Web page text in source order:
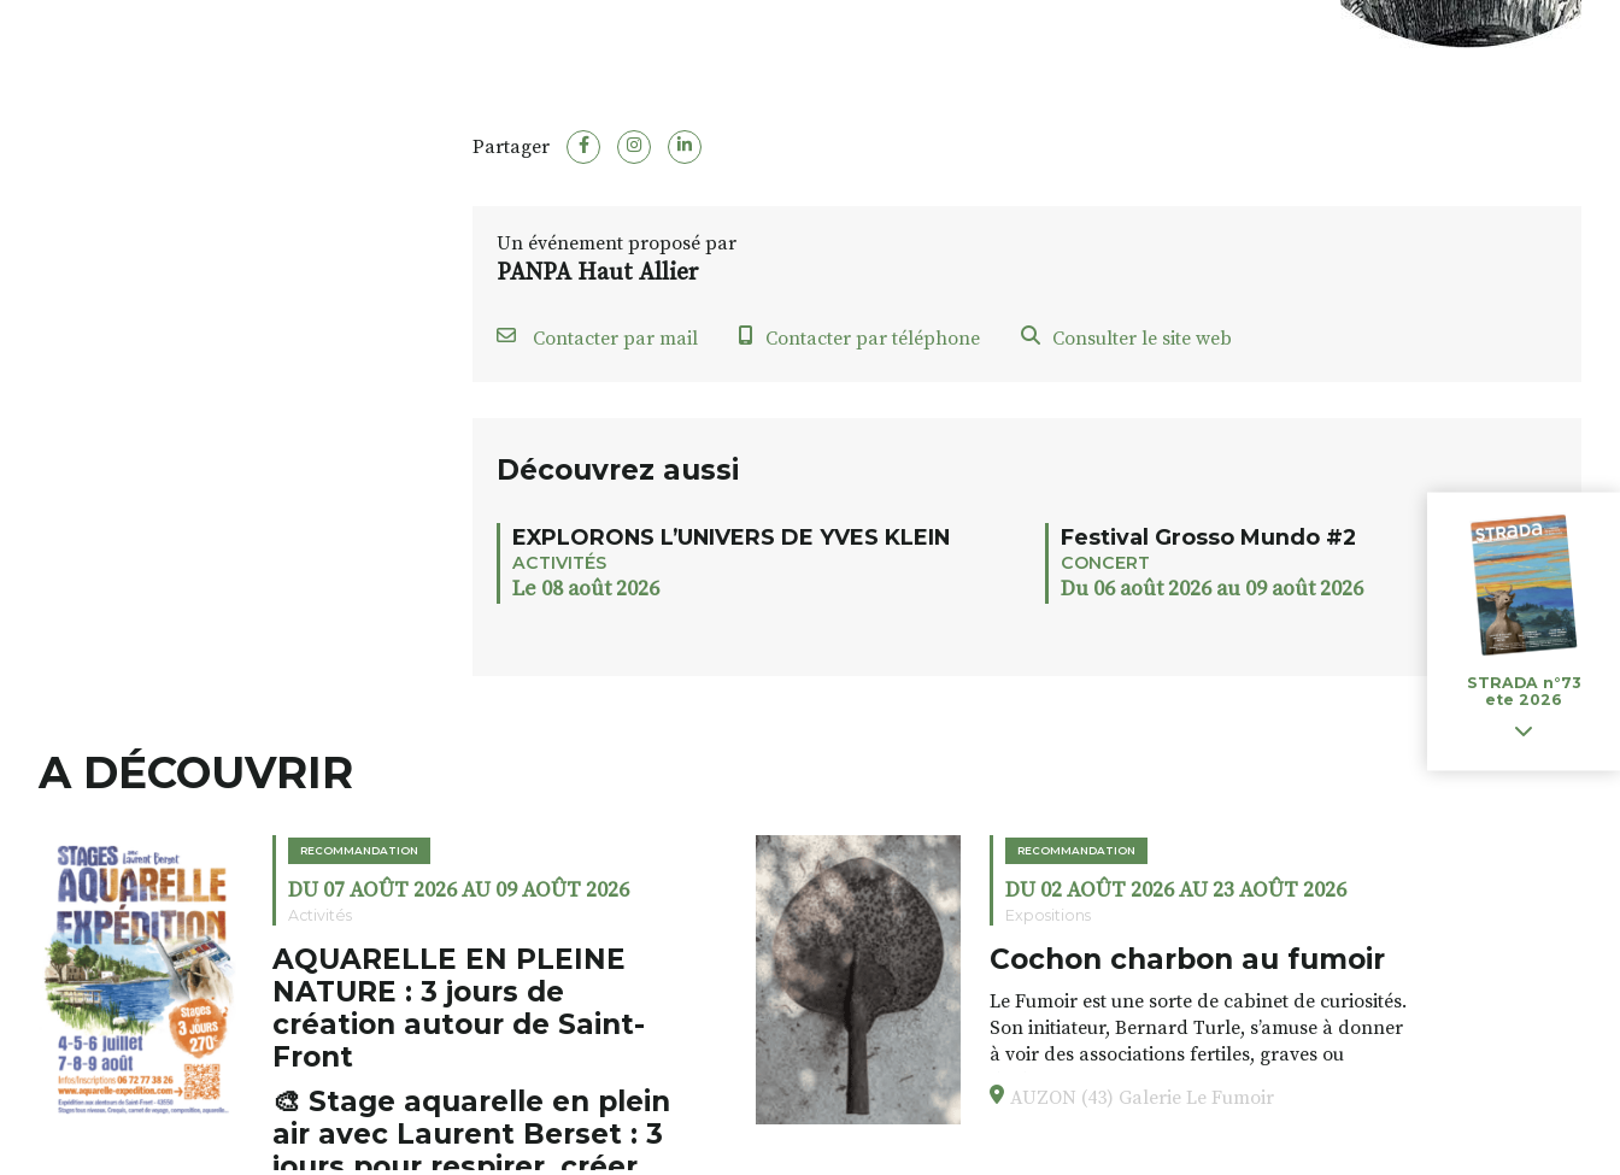
Partager
Un événement proposé par
PANPA Haut Allier
Contacter par mail Contacter par téléphone Consulter le site web
Découvrez aussi
EXPLORONS L’UNIVERS DE YVES KLEIN
ACTIVITÉS
Le 08 août 2026
Festival Grosso Mundo #2
CONCERT
Du 06 août 2026 au 09 août 2026
A DÉCOUVRIR
RECOMMANDATION
DU 07 AOÛT 2026 AU 09 AOÛT 2026
Activités
AQUARELLE EN PLEINE
NATURE : 3 jours de
création autour de Saint-
Front
🎨 Stage aquarelle en plein
air avec Laurent Berset : 3
jours pour respirer, créer,
RECOMMANDATION
DU 02 AOÛT 2026 AU 23 AOÛT 2026
Expositions
Cochon charbon au fumoir
Le Fumoir est une sorte de cabinet de curiosités.
Son initiateur, Bernard Turle, s’amuse à donner
à voir des associations fertiles, graves ou
drôles, parfois fumeuses. Des oeuvres
éclectiques font. liens avec les histoires un peu
AUZON (43) Galerie Le Fumoir
STRADA n°73
ete 2026